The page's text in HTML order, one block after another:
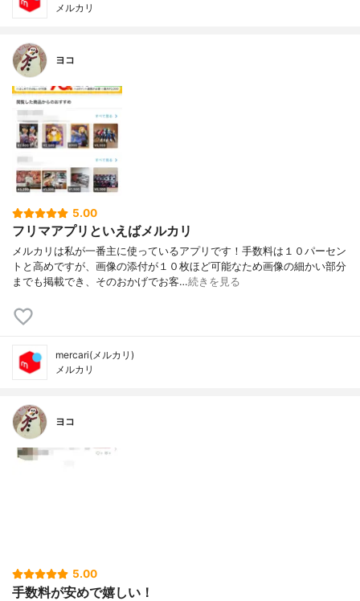
メルカリ
ヨコ
5.00
フリマアプリといえばメルカリ
メルカリは私が一番主に使っているアプリです！手数料は１０パーセン
トと高めですが、画像の添付が１０枚ほど可能なため画像の細かい部分
までも掲載でき、そのおかげでお客…続きを見る
mercari(メルカリ)
メルカリ
ヨコ
5.00
手数料が安めで嬉しい！